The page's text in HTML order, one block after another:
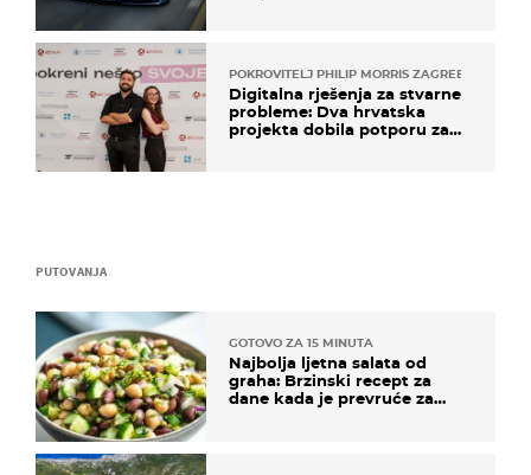
PUTOVANJA
GOTOVO ZA 15 MINUTA
Najbolja ljetna salata od
graha: Brzinski recept za
dane kada je prevruće za
POKROVITELJ PHILIP MORRIS ZAGREB
Digitalna rješenja za stvarne
probleme: Dva hrvatska
projekta dobila potporu za